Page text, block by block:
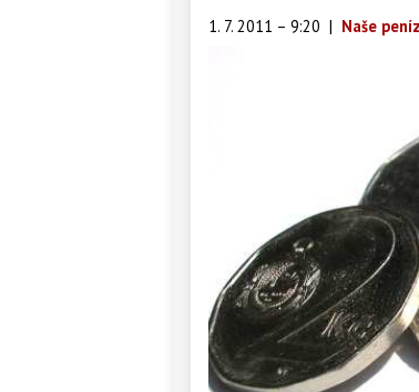
1. 7. 2011 – 9:20 | Naše